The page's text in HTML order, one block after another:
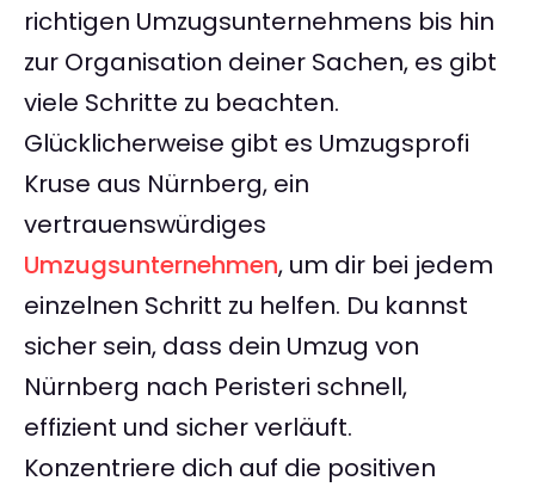
richtigen Umzugsunternehmens bis hin
zur Organisation deiner Sachen, es gibt
viele Schritte zu beachten.
Glücklicherweise gibt es Umzugsprofi
Kruse aus Nürnberg, ein
vertrauenswürdiges
Umzugsunternehmen, um dir bei jedem
einzelnen Schritt zu helfen. Du kannst
sicher sein, dass dein Umzug von
Nürnberg nach Peristeri schnell,
effizient und sicher verläuft.
Konzentriere dich auf die positiven